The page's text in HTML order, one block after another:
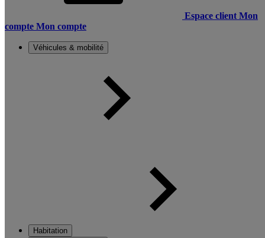
Espace client Mon
compte Mon compte
Véhicules & mobilité
Habitation